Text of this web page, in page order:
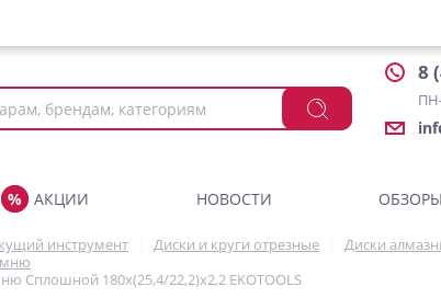
8
АКЦИИ НОВОСТИ ОБЗОРЫ
инструмент Диски и круги отрезные
Диски
Сплошной 180х(25,4/22,2)х2,2 EKOTOOLS